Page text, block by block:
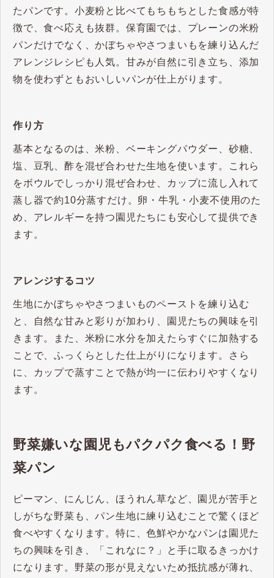
たパンです。​小麦粉と比べてもちもちとした食感が特
徴で、食べ応えも抜群。保育園では、プレーンの米粉
パンだけでなく、かぼちゃやさつまいもを練り込んだ
アレンジレシピも人気。​甘みが自然に引き立ち、添加
物を使わずともおいしいパンが仕上がります。​
作り方
基本となるのは、米粉、ベーキングパウダー、砂糖、
塩、豆乳、酢を混ぜ合わせた生地を使います。​これら
をボウルでしっかり混ぜ合わせ、カップに流し入れて
蒸し器で約10分蒸すだけ。​卵・牛乳・小麦不使用のた
め、アレルギーを持つ園児たちにも安心して提供でき
ます。
アレンジするコツ
生地にかぼちゃやさつまいものペーストを練り込む
と、自然な甘みと彩りが加わり、園児たちの興味を引
きます。​また、米粉に水分を加えたらすぐに加熱する
ことで、ふっくらとした仕上がりになります。​さら
に、カップで蒸すことで熱が均一に伝わりやすくなり
ます。
野菜嫌いな園児もパクパク食べる！野
菜パン
ピーマン、にんじん、ほうれん草など、園児が苦手と
しがちな野菜も、パン生地に練り込むことで驚くほど
食べやすくなります。​特に、色鮮やかなパンは園児た
ちの興味を引き、「これなに？」と手に取るきっかけ
になります。​野菜の形が見えないため抵抗感が薄れ、